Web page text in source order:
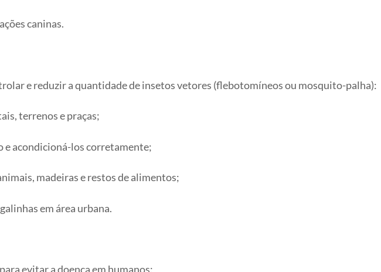
caninas.
e reduzir a quantidade de insetos vetores (flebotomíneos ou mosquito-palha):
terrenos e praças;
e acondicioná-los corretamente;
madeiras e restos de alimentos;
em área urbana.
evitar a doença em humanos: